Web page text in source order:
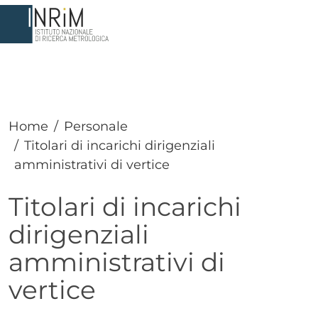
Salta al contenuto principale
Home
Personale
Titolari di incarichi dirigenziali
amministrativi di vertice
Titolari di incarichi
dirigenziali
amministrativi di
vertice